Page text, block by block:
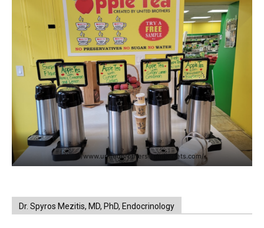
https://www.unitedbrothersfruitmarkets.com/
Dr. Spyros Mezitis, MD, PhD, Endocrinology